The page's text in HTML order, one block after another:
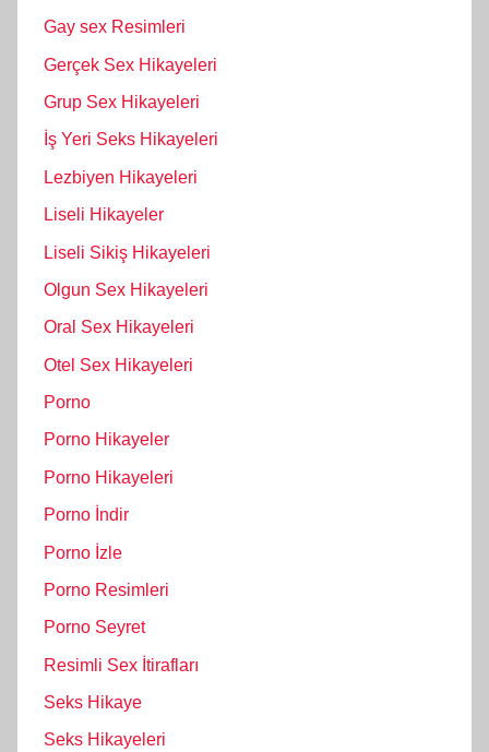
Gay sex Resimleri
Gerçek Sex Hikayeleri
Grup Sex Hikayeleri
İş Yeri Seks Hikayeleri
Lezbiyen Hikayeleri
Liseli Hikayeler
Liseli Sikiş Hikayeleri
Olgun Sex Hikayeleri
Oral Sex Hikayeleri
Otel Sex Hikayeleri
Porno
Porno Hikayeler
Porno Hikayeleri
Porno İndir
Porno İzle
Porno Resimleri
Porno Seyret
Resimli Sex İtirafları
Seks Hikaye
Seks Hikayeleri